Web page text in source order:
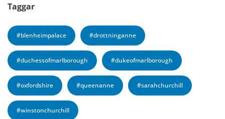
Taggar
#blenheimpalace #drottninganne
#duchessofmarlborough #dukeofmarlborough
#oxfordshire #queenanne #sarahchurchill
#winstonchurchill